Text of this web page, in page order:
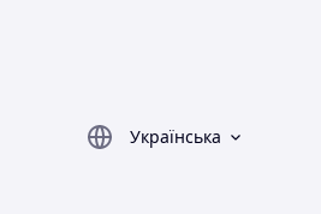
Українська